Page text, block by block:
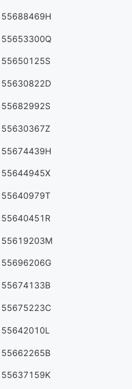
55688469H
55653300Q
55650125S
55630822D
55682992S
55630367Z
55674439H
55644945X
55640979T
55640451R
55619203M
55696206G
55674133B
55675223C
55642010L
55662265B
55637159K